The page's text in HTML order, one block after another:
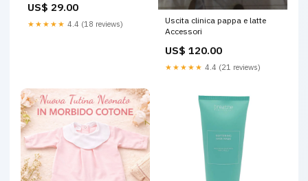
US$ 29.00
★★★★★ 4.4 (18 reviews)
Uscita clinica pappa e latte
Accessori
US$ 120.00
★★★★★ 4.4 (21 reviews)